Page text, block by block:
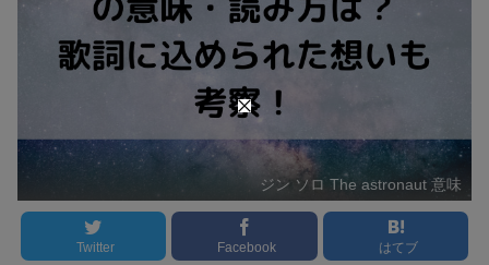
ジン ソロ The astronaut 意味
Twitter Facebook はてブ